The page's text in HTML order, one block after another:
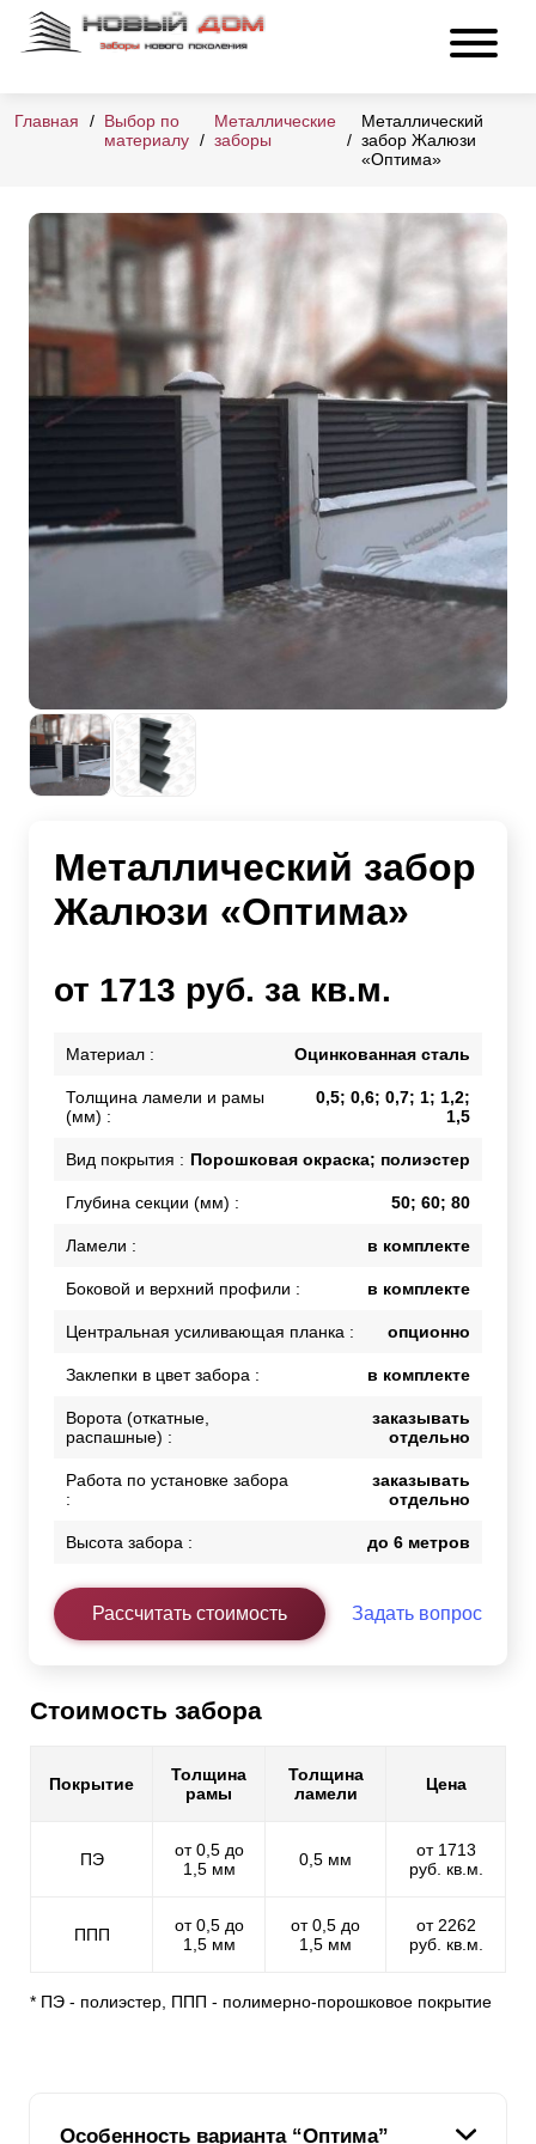
Главная
Выбор по
материалу
Металлические
заборы
Металлический
забор Жалюзи
«Оптима»
Металлический забор
Жалюзи «Оптима»
от 1713 руб. за кв.м.
Материал : Оцинкованная сталь
Толщина ламели и рамы
(мм) :
0,5; 0,6; 0,7; 1; 1,2;
1,5
Вид покрытия : Порошковая окраска; полиэстер
Глубина секции (мм) : 50; 60; 80
Ламели : в комплекте
Боковой и верхний профили : в комплекте
Центральная усиливающая планка : опционно
Заклепки в цвет забора : в комплекте
Ворота (откатные,
распашные) :
заказывать
отдельно
Работа по установке забора
:
заказывать
отдельно
Высота забора : до 6 метров
Рассчитать стоимость Задать вопрос
Стоимость забора
Покрытие
Толщина
рамы
Толщина
ламели
Цена
ПЭ
от 0,5 до
1,5 мм
0,5 мм
от 1713
руб. кв.м.
ППП
от 0,5 до
1,5 мм
от 0,5 до
1,5 мм
от 2262
руб. кв.м.
* ПЭ - полиэстер, ППП - полимерно-порошковое покрытие
Особенность варианта “Оптима”